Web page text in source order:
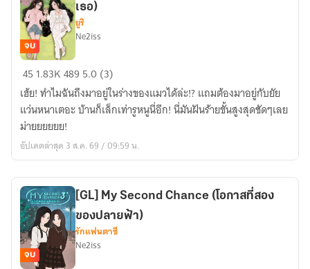
Your
cat
is
me!
(ฉัน
นี่
แมว
ของ
เธอ)
จบ
เธอ)
ยูริ
Ne2iss
45 1.83K489 5.0 (3)
เฮ้ย! ทำไมฉันถึงมาอยู่ในร่างของแมวได้ล่ะ!? แถมต้องมาอยู่กับยัย
แว่นหนาเตอะ บ้านก็เล็กเท่ารูหนูนี่อีก! นี่มันฝันร้ายขั้นสูงสุดชัดๆเลย
ม่ายยยยยย!
อัปเดตล่าสุด 3 ส.ค. 69 / 09:59 น.
จบ
[GL] My Second Chance (โอกาสที่สอง
ของปลายฟ้า)
รักแฟนตาซี
Ne2iss